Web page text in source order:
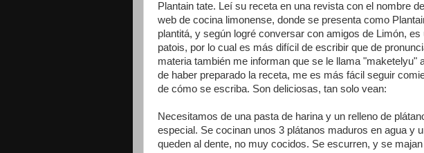
Plantain tate. Leí su receta en una revista con el nombre
web de cocina limonense, donde se presenta como
plantitá, y según logré conversar con amigos de Limón, es
patois, por lo cual es más difícil de escribir que de
materia también me informan que se le llama "maketelyu"
de haber preparado la receta, me es más fácil seguir
de cómo se escriba. Son deliciosas, tan solo vean:
Necesitamos de una pasta de harina y un relleno de
especial. Se cocinan unos 3 plátanos maduros en agua y
queden al dente, no muy cocidos. Se escurren, y se